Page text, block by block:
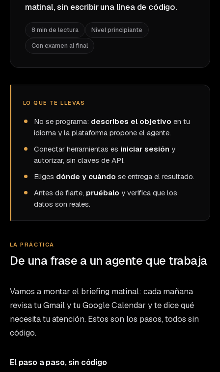
matinal, sin escribir una línea de código.
8 min de lectura
Nivel principiante
Con examen al final
LO QUE TE LLEVAS
No se programa: describes el objetivo en tu
idioma y la plataforma propone el agente.
Conectar herramientas es iniciar sesión y
autorizar, sin claves de API.
Eliges dónde y cuándo se entrega el resultado.
Antes de fiarte, pruébalo y verifica que los
datos son reales.
LA PRÁCTICA
De una frase a un agente que trabaja
Vamos a montar el briefing matinal: cada mañana
revisa tu Gmail y tu Google Calendar y te dice qué
necesita tu atención. Estos son los pasos, todos sin
código.
El paso a paso, sin código